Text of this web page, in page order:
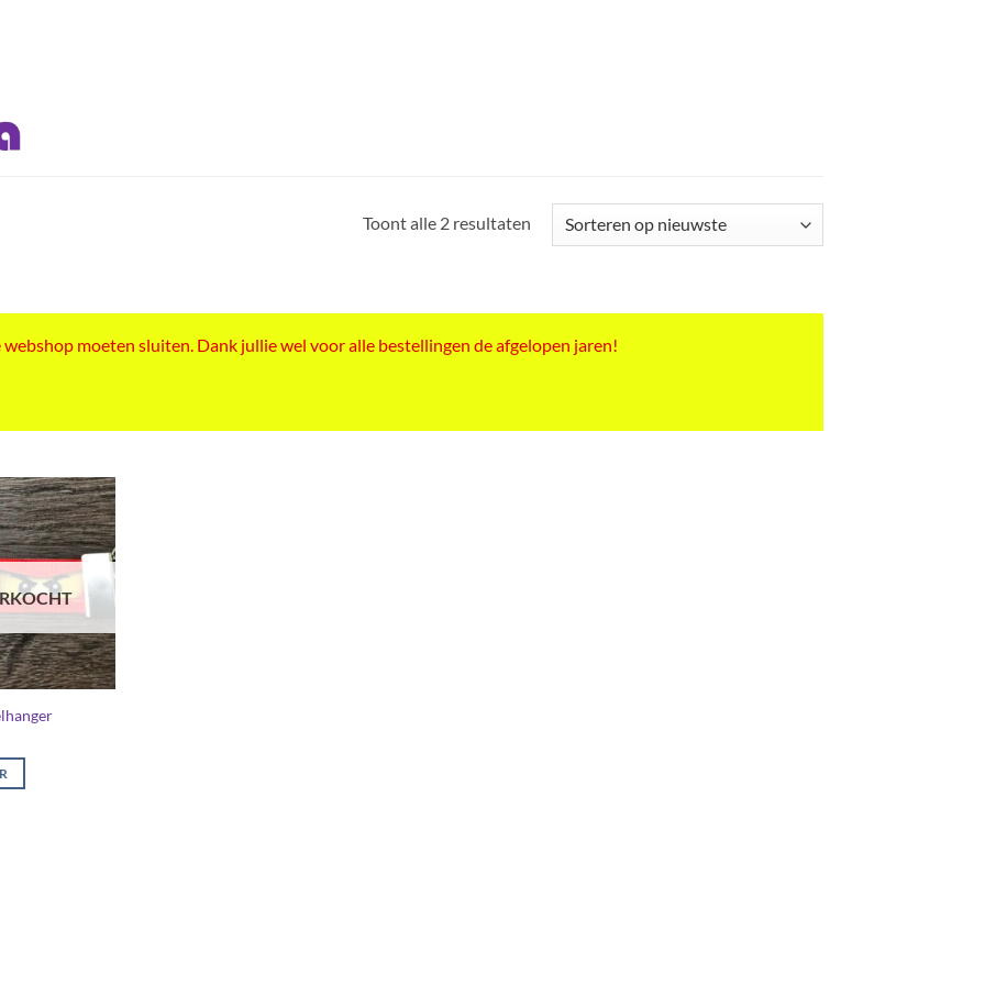
Toont alle 2 resultatenGesorteerd
moeten sluiten. Dank jullie wel voor alle bestellingen de afgelopen jaren!